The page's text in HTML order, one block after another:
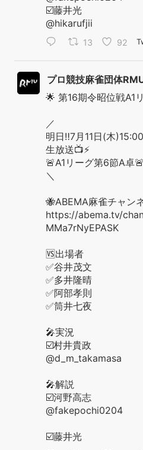
☑️藤井光
@hikarufjii
13 92
プロ競技麻雀団体
🌟 第16期令昭位戦A1
／
明日‼️7月11日(木
生放送📺⚡️
🚨A1リーグ第6節A卓🚨
＼
🐝ABEMA麻雀チャン
https://abema.tv/
MMa7rNyEPASK
🆚出場者
✅谷井茂文
✅多井隆晴
✅阿部孝則
✅筒井七夜
🎤実況
☑️村井貴政
@d_m_takamasa
🎤解説
☑️河野高志
@fakepochi0204
☑️藤井光